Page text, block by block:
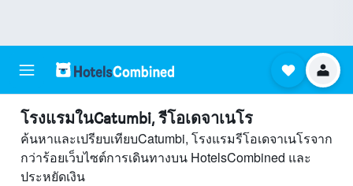
โรงแรมในCatumbi, รีโอเดจาเนโร
ค้นหาและเปรียบเทียบCatumbi, โรงแรมรีโอเดจาเนโรจาก
กว่าร้อยเว็บไซต์การเดินทางบน HotelsCombined และ
ประหยัดเงิน